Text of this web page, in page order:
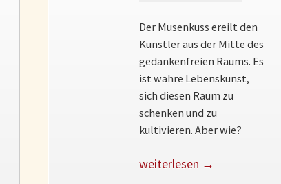
Der Musenkuss ereilt den
Künstler aus der Mitte des
gedankenfreien Raums. Es
ist wahre Lebenskunst,
sich diesen Raum zu
schenken und zu
kultivieren. Aber wie?
weiterlesen →